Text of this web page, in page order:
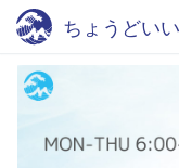
ちょうどい